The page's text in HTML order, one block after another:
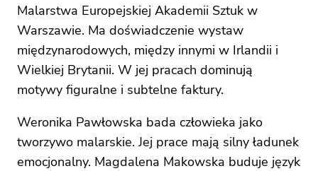
Malarstwa Europejskiej Akademii Sztuk w
Warszawie. Ma doświadczenie wystaw
międzynarodowych, między innymi w Irlandii i
Wielkiej Brytanii. W jej pracach dominują
motywy figuralne i subtelne faktury.
Weronika Pawłowska bada człowieka jako
tworzywo malarskie. Jej prace mają silny ładunek
emocjonalny. Magdalena Makowska buduje język